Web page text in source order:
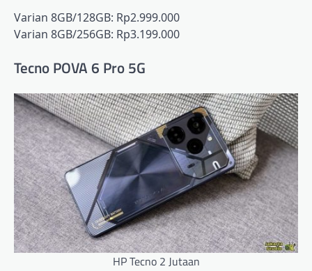
Varian 8GB/128GB: Rp2.999.000
Varian 8GB/256GB: Rp3.199.000
Tecno POVA 6 Pro 5G
HP Tecno 2 Jutaan